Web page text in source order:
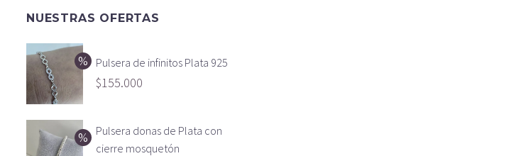
NUESTRAS OFERTAS
Pulsera de infinitos Plata 925
$155.000
Pulsera donas de Plata con
cierre mosquetón